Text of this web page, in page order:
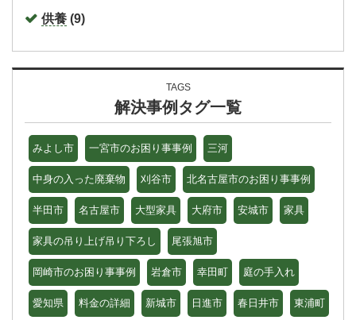
供養 (9)
TAGS
解決事例タグ一覧
みよし市 一宮市のお困り事事例 三河
中身の入った廃棄物 刈谷市 北名古屋市のお困り事事例
半田市 名古屋市 大型家具 大府市 安城市 家具
家具の吊り上げ吊り下ろし 尾張旭市
岡崎市のお困り事事例 岩倉市 幸田町 庭の手入れ
愛知県 料金の詳細 新城市 日進市 春日井市 東浦町